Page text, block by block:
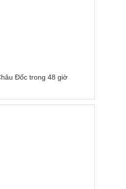
Đốc trong 48 giờ